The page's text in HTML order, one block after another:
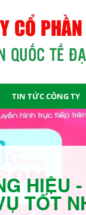
CỔ
QUỐC TẾ
TIN TỨC CÔNG TY
HIỆU
TỐT